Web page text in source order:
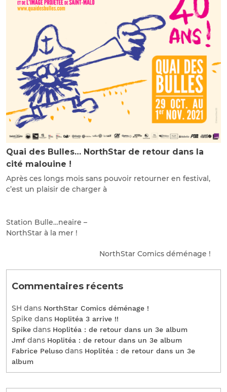
Quai des Bulles… NorthStar de retour dans la
cité malouine !
Après ces longs mois sans pouvoir retourner en festival,
c’est un plaisir de charger à
Station Bulle…neaire –
NorthStar à la mer !
NorthStar Comics déménage !
Commentaires récents
SH dans NorthStar Comics déménage !
Spike dans Hoplitéa 3 arrive !!
Spike dans Hoplitéa : de retour dans un 3e album
Jmf dans Hoplitéa : de retour dans un 3e album
Fabrice Peluso dans Hoplitéa : de retour dans un 3e
album